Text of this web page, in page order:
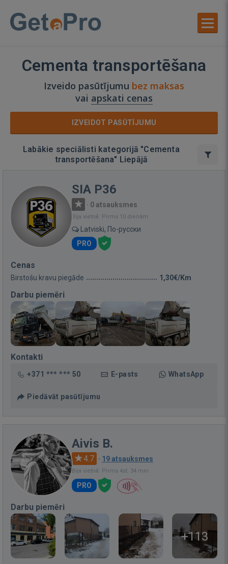
Cementa transportēšana
Izveido pasūtījumu bez maksas
vai apskati cenas
IZVEIDOT PASŪTĪJUMU
Labākie speciālisti kategorijā "Cementa
transportēšana" Liepājā
SIA P36
· 0 atsauksmes
Bija vietnē: Pirms 10 dienām
Latviski, По-русски
PRO
Cenas
Birstošu kravu piegāde 1,30€/Km
Darbu piemēri
Kontakti
+371 *** *** 50 E-pasts WhatsApp
Piedāvāt pasūtījumu
Aivis B.
4.7 · 19 atsauksmes
Bija vietnē: Pirms 4st. 34 min.
PRO
Darbu piemēri
+113